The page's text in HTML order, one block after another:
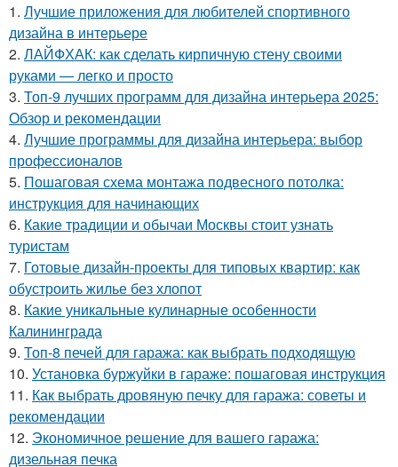
1. Лучшие приложения для любителей спортивного
дизайна в интерьере
2. ЛАЙФХАК: как сделать кирпичную стену своими
руками — легко и просто
3. Топ-9 лучших программ для дизайна интерьера 2025:
Обзор и рекомендации
4. Лучшие программы для дизайна интерьера: выбор
профессионалов
5. Пошаговая схема монтажа подвесного потолка:
инструкция для начинающих
6. Какие традиции и обычаи Москвы стоит узнать
туристам
7. Готовые дизайн-проекты для типовых квартир: как
обустроить жилье без хлопот
8. Какие уникальные кулинарные особенности
Калининграда
9. Топ-8 печей для гаража: как выбрать подходящую
10. Установка буржуйки в гараже: пошаговая инструкция
11. Как выбрать дровяную печку для гаража: советы и
рекомендации
12. Экономичное решение для вашего гаража:
дизельная печка